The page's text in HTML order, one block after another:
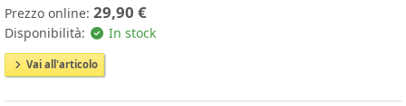
Prezzo online: 29,90 €
Disponibilità: In stock
Vai all'articolo